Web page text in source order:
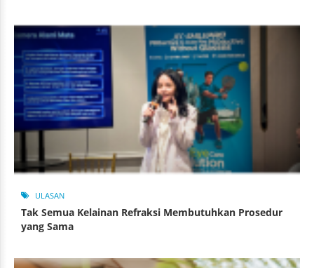
ULASAN
Tak Semua Kelainan Refraksi Membutuhkan Prosedur
yang Sama